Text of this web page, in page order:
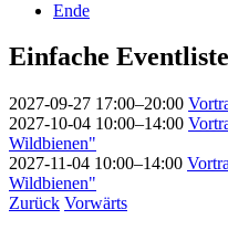
Ende
Einfache Eventliste
2027-09-27 17:00–20:00
2027-10-04 10:00–14:00
Wildbienen"
2027-11-04 10:00–14:00
Wildbienen"
Zurück Vorwärts